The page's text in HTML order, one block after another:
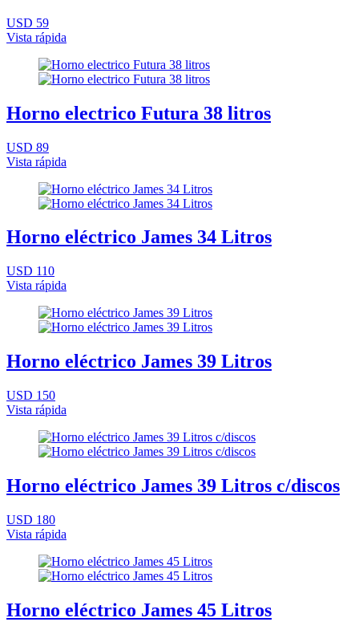
USD 59
Vista rápida
Horno electrico Futura 38 litros
USD 89
Vista rápida
Horno eléctrico James 34 Litros
USD 110
Vista rápida
Horno eléctrico James 39 Litros
USD 150
Vista rápida
Horno eléctrico James 39 Litros c/discos
USD 180
Vista rápida
Horno eléctrico James 45 Litros